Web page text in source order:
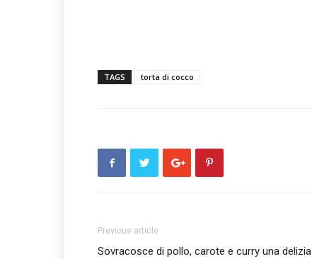
TAGS torta di cocco
Previous article
Sovracosce di pollo, carote e curry una delizia